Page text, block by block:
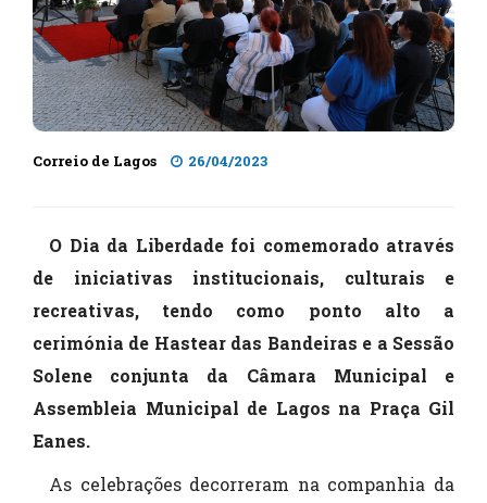
Correio de Lagos 26/04/2023
O Dia da Liberdade foi comemorado através
de iniciativas institucionais, culturais e
recreativas, tendo como ponto alto a
cerimónia de Hastear das Bandeiras e a Sessão
Solene conjunta da Câmara Municipal e
Assembleia Municipal de Lagos na Praça Gil
Eanes.
As celebrações decorreram na companhia da